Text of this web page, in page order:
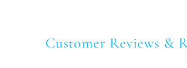
Customer Reviews &